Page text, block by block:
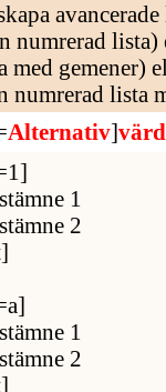
numrerad
med gemener)
numrerad lista
Alternativ]
1
2
1
2